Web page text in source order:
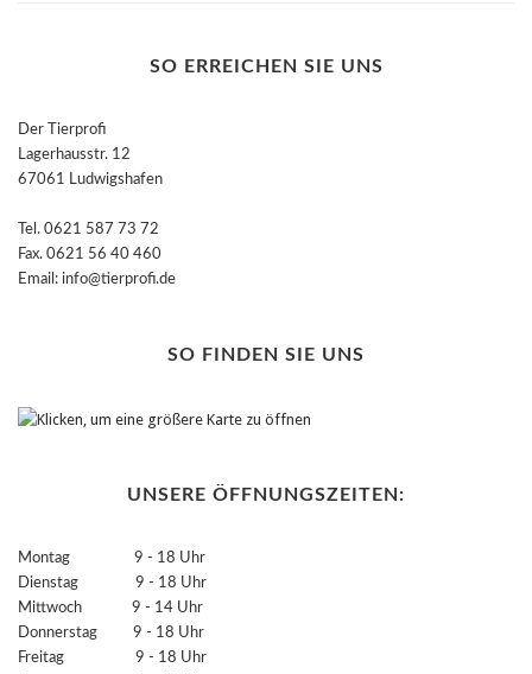
SO ERREICHEN SIE UNS
Der Tierprofi
Lagerhausstr. 12
67061 Ludwigshafen
Tel. 0621 587 73 72
Fax. 0621 56 40 460
Email: info@tierprofi.de
SO FINDEN SIE UNS
UNSERE ÖFFNUNGSZEITEN:
Montag 9 - 18 Uhr
Dienstag 9 - 18 Uhr
Mittwoch 9 - 14 Uhr
Donnerstag 9 - 18 Uhr
Freitag 9 - 18 Uhr